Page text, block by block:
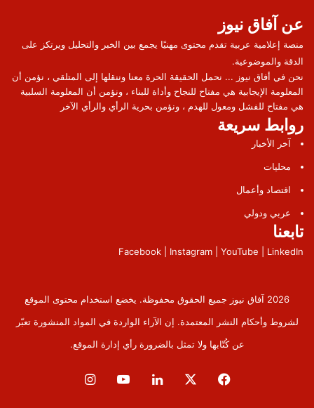
عن آفاق نيوز
منصة إعلامية عربية تقدم محتوى مهنيًا يجمع بين الخبر والتحليل ويرتكز على
الدقة والموضوعية.
نحن في أفاق نيوز ... نحمل الحقيقة الحرة معنا وننقلها إلى المتلقي ، نؤمن أن
المعلومة الإيجابية هي مفتاح للنجاح وأداة للبناء ، ونؤمن أن المعلومة السلبية
هي مفتاح للفشل ومعول للهدم ، ونؤمن بحرية الرأي والرأي الآخر
روابط سريعة
آخر الأخبار
محليات
اقتصاد وأعمال
عربي ودولي
تابعنا
Facebook | Instagram | YouTube | LinkedIn
2026 آفاق نيوز جميع الحقوق محفوظة. يخضع استخدام محتوى الموقع
لشروط وأحكام النشر المعتمدة. إن الآراء الواردة في المواد المنشورة تعبّر
عن كُتّابها ولا تمثل بالضرورة رأي إدارة الموقع.
فيسبوك لينكدإن ‫YouTube